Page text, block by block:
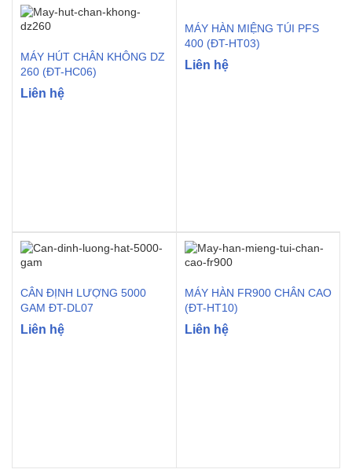
MÁY HÚT CHÂN KHÔNG DZ
260 (ĐT-HC06)
Liên hệ
MÁY HÀN MIỆNG TÚI PFS
400 (ĐT-HT03)
Liên hệ
CÂN ĐỊNH LƯỢNG 5000
GAM ĐT-DL07
Liên hệ
MÁY HÀN FR900 CHÂN CAO
(ĐT-HT10)
Liên hệ